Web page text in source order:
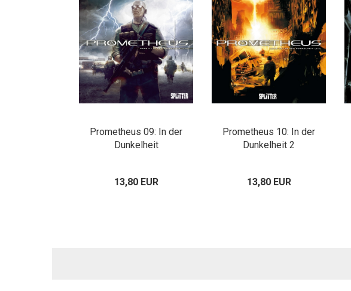
Prometheus 09: In der
Dunkelheit
13,80 EUR
Prometheus 10: In der
Dunkelheit 2
13,80 EUR